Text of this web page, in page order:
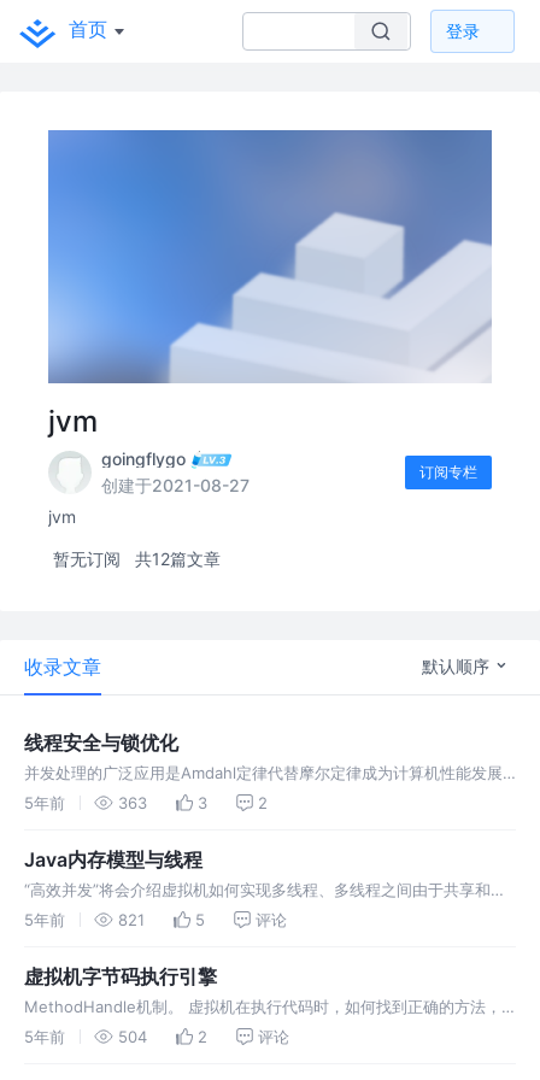
首页 登录
jvm
goingflygo
创建于2021-08-27
订阅专栏
jvm
暂无订阅 共12篇文章
收录文章 默认顺序
线程安全与锁优化
并发处理的广泛应用是Amdahl定律代替摩尔定律成为计算机性能发展
源动力的根本原因，也是人类压榨计算机运算能力的最有力武器。 在软
程分别作为独立的部分来考虑，数据代表问题空间中的客体，程序代码
则用于处理这些数据，这种…
5年前 363 3 2
Java内存模型与线程
“高效并发”将会介绍虚拟机如何实现多线程、多线程之间由于共享和竞
争数据而导致的一系列问题及解决方案。 一个重要的复杂性的来源是绝
与内存交互，如读取运算数据、存储运算结果等，这个I/O操作就是很难
消除的（无法仅靠寄存…
5年前 821 5 评论
虚拟机字节码执行引擎
MethodHandle机制。 虚拟机在执行代码时，如何找到正确的方法，
如何执行方法内的字节码，以及执行代码时涉及的内存结构。 Java虚
5年前 504 2 评论